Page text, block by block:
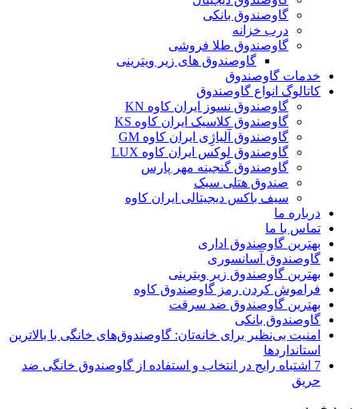
گاوصندوق بانکی
درب خزانه
گاوصندوق طلا فروشی
گاوصندوق های زیر ویترینی
خدمات گاوصندوق
کاتالوگ انواع گاوصندوق
گاوصندوق نسوز ایران کاوه KN
گاوصندوق کلاسیک ایران کاوه KS
گاوصندوق آلیاژِی ایران کاوه GM
گاوصندوق لوکس ایران کاوه LUX
گاوصندوق گنجینه مهر پارس
صندوق هتلی سبک
سیف باکس دیجیتالی ایران کاوه
درباره ما
تماس با ما
بهترین گاوصندوق اداری
گاوصندوق آسانسوری
بهترین گاوصندوق زیر ویترینی
فراموش کردن رمز گاوصندوق کاوه
بهترین گاوصندوق ضد سرقت
گاوصندوق بانکی
امنیت بی‌نظیر برای خانه‌تان: گاوصندوق‌های خانگی با بالاترین
استانداردها
7 اشتباه رایج در انتخاب و استفاده از گاوصندوق خانگی ضد
حریق